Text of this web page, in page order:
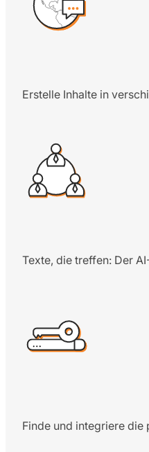
Erstelle Inhalte in
Texte, die treffen: Der
Finde und integriere die